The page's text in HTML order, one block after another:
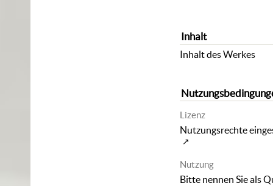
Inhalt
Inhalt des Werkes
Lizenz
Nutzungsrechte
Nutzung
Bitte nennen Sie als